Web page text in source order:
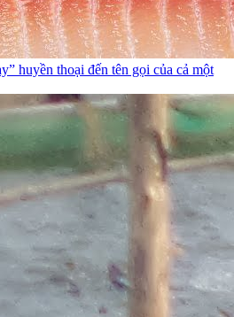
huyền thoại đến tên gọi của cả một